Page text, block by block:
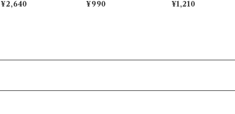
【MM9000】MM900
¥2,640
M284-333
¥990
M20000】MM2000
¥1,210